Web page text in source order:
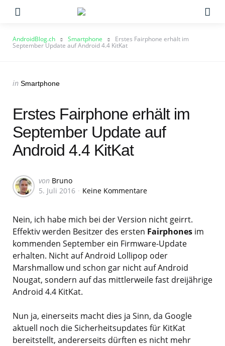
AndroidBlog.ch Smartphone Erstes Fairphone erhält im
September Update auf Android 4.4 KitKat
Categories
Posted
in Smartphone
Erstes Fairphone erhält im
September Update auf
Android 4.4 KitKat
Geschrieben
von
von Bruno
5. Juli 2016
Keine Kommentare
Nein, ich habe mich bei der Version nicht geirrt.
Effektiv werden Besitzer des ersten Fairphones im
kommenden September ein Firmware-Update
erhalten. Nicht auf Android Lollipop oder
Marshmallow und schon gar nicht auf Android
Nougat, sondern auf das mittlerweile fast dreijährige
Android 4.4 KitKat.
Nun ja, einerseits macht dies ja Sinn, da Google
aktuell noch die Sicherheitsupdates für KitKat
bereitstellt, andererseits dürften es nicht mehr